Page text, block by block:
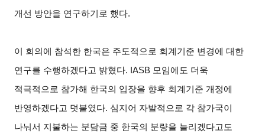
개선 방안을 연구하기로 했다.
이 회의에 참석한 한국은 주도적으로 회계기준 변경에 대한
연구를 수행하겠다고 밝혔다. IASB 모임에도 더욱
적극적으로 참가해 한국의 입장을 향후 회계기준 개정에
반영하겠다고 덧붙였다. 심지어 자발적으로 각 참가국이
나눠서 지불하는 분담금 중 한국의 분량을 늘리겠다고도